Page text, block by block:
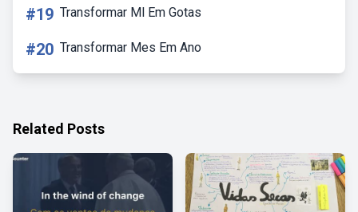
#19 Transformar Ml Em Gotas
#20 Transformar Mes Em Ano
Related Posts